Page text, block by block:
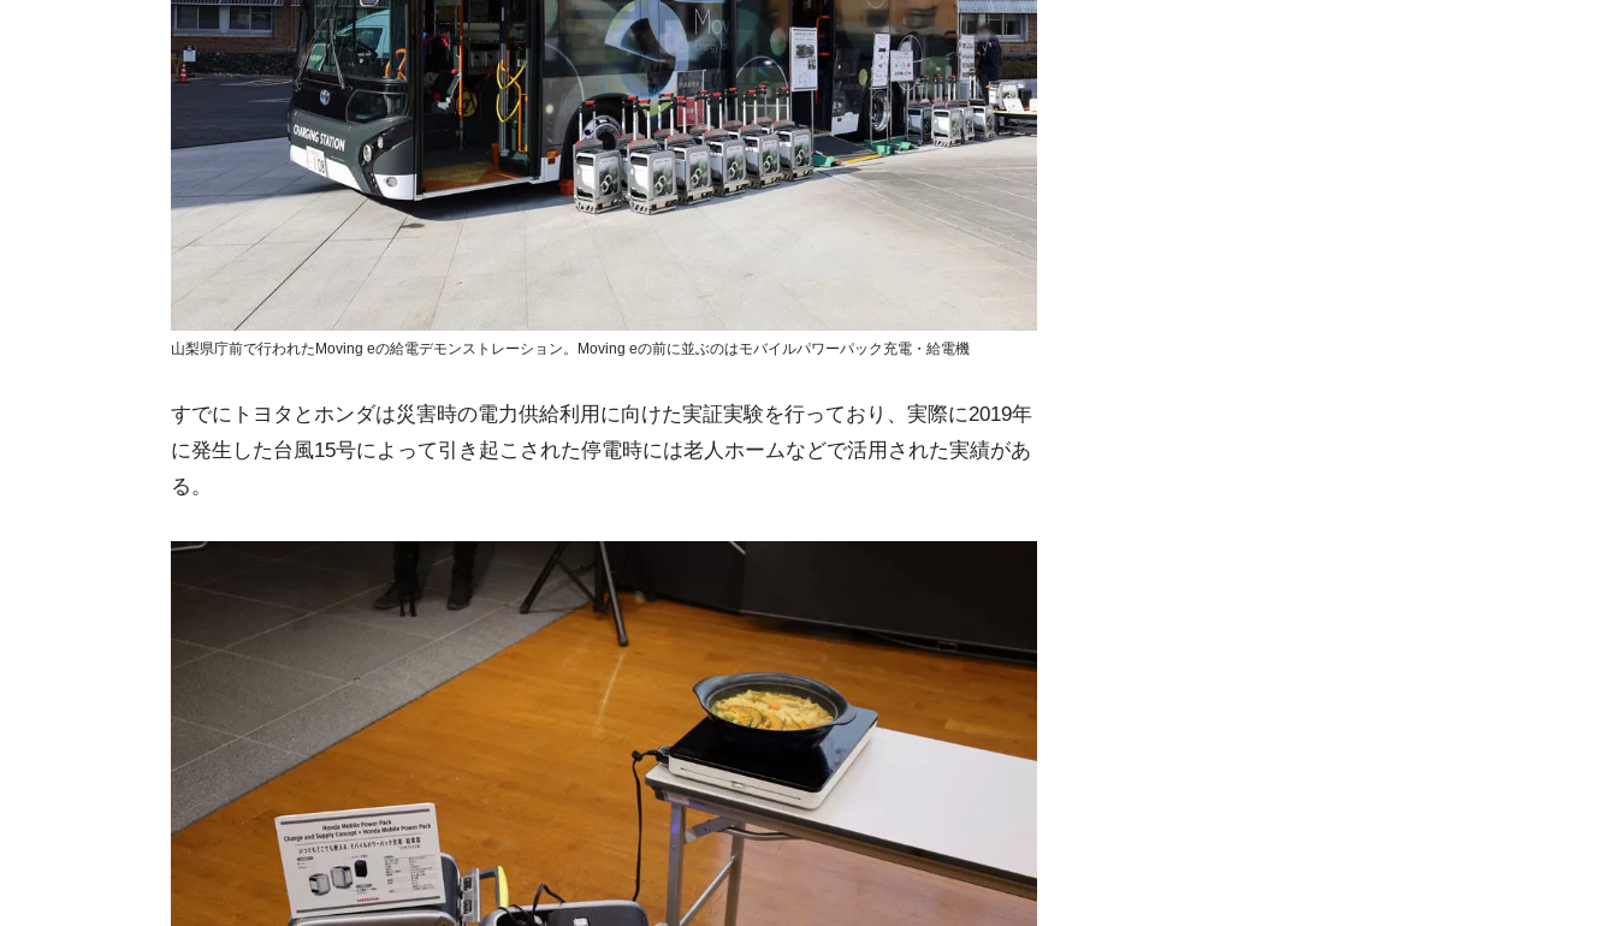
山梨県庁前で行われたMoving eの給電デモンストレーション。Moving eの前に並ぶのはモバイルパワーパック充電・給電機
すでにトヨタとホンダは災害時の電力供給利用に向けた実証実験を行っており、実際に2019年
に発生した台風15号によって引き起こされた停電時には老人ホームなどで活用された実績があ
る。